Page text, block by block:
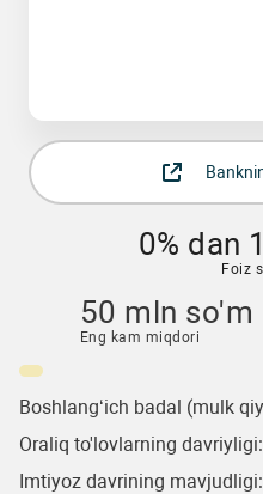
0% dan
Foiz
50 mln so'm
Eng kam miqdori
Boshlang‘ich badal (mulk
Oraliq to'lovlarning davriyligi:
Imtiyoz davrining mavjudligi: